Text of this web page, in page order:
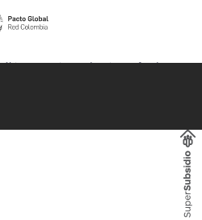
versiones de Microsoft Edge,